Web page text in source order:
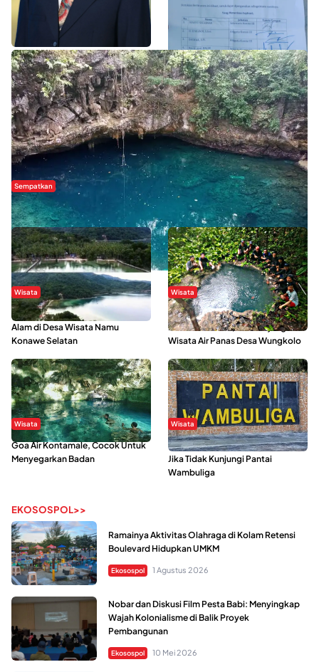
WISATA SULTRA >>
Sempatkan
Danau Rebi-Rebi, Pesona Alam Tersembunyi di Morowali
Wisata
Menikmati Suasana Keindahan
Alam di Desa Wisata Namu
Konawe Selatan
Wisata
Sering Menjadi Tempat Refreshing
Mahasiswa KKN, Yuk Kunjungi
Wisata Air Panas Desa Wungkolo
Wisata
Goa Air Kontamale, Cocok Untuk
Menyegarkan Badan
Wisata
Berkunjung Ke Wakatobi, Nyesal
Jika Tidak Kunjungi Pantai
Wambuliga
EKOSOSPOL>>
Ramainya Aktivitas Olahraga di Kolam Retensi
Boulevard Hidupkan UMKM
Ekosospol 1 Agustus 2026
Nobar dan Diskusi Film Pesta Babi: Menyingkap
Wajah Kolonialisme di Balik Proyek
Pembangunan
Ekosospol 10 Mei 2026